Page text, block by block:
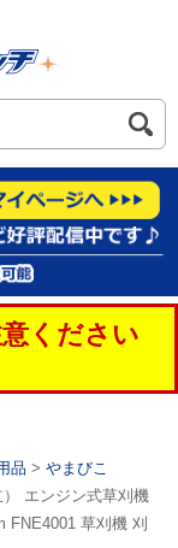
ください
品 > やまびこ
エンジン式草刈機
FNE4001 草刈機 刈